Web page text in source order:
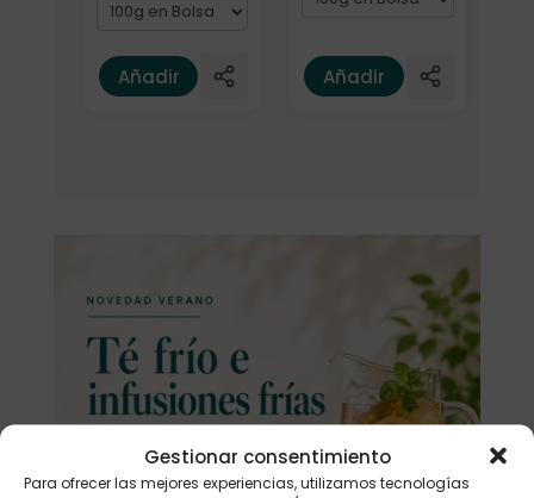
Gestionar consentimiento
Para ofrecer las mejores experiencias, utilizamos tecnologías
Añadir Añadir